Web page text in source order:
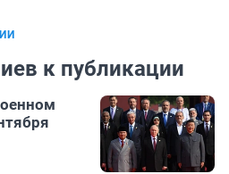
к публикации